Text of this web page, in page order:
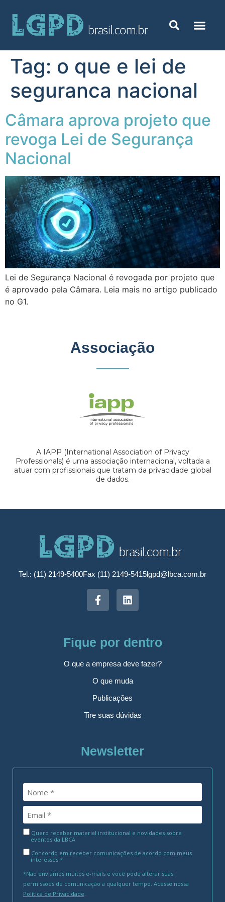
Tag: o que e lei de
seguranca nacional
Câmara aprova projeto que
revoga Lei de Segurança
Nacional
Lei de Segurança Nacional é revogada por projeto que
é aprovado pela Câmara. Leia mais no artigo publicado
no G1.
Associação
A IAPP (International Association of Privacy
Professionals) é uma associação internacional, voltada a
atuar com profissionais que tratam da privacidade global
de dados.
Tel.: (11) 2149-5400Fax (11) 2149-5415lgpd@lbca.com.br
Fique por dentro
O que a empresa deve fazer?
O que muda
Publicações
Tire suas dúvidas
Newsletter
Quero receber material institucional e novidades sobre
eventos da LBCA
Concordo em receber comunicações de acordo com meus
interesses.*
*Não enviamos muitos e-mails e você pode alterar suas
permissões de comunicação a qualquer tempo. Acesse nossa
Política de Privacidade.